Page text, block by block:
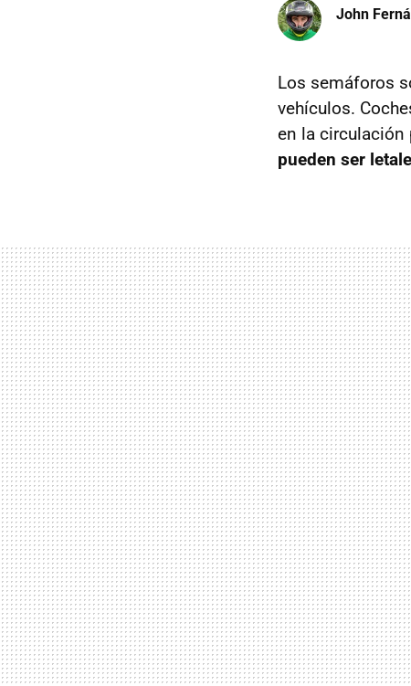
John
Los semáforos
vehículos.
en la circulación
pueden ser